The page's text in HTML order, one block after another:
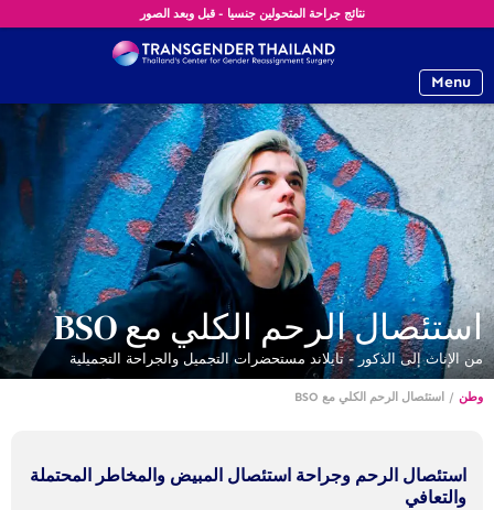
نتائج جراحة المتحولين جنسيا - قبل وبعد الصور
Menu
استئصال الرحم الكلي مع BSO
من الإناث إلى الذكور - تايلاند مستحضرات التجميل والجراحة التجميلية
وطن / استئصال الرحم الكلي مع BSO
استئصال الرحم وجراحة استئصال المبيض والمخاطر المحتملة
والتعافي